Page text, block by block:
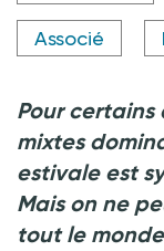
Associé
Pour certains
mixtes
estivale est
Mais on ne
tout le